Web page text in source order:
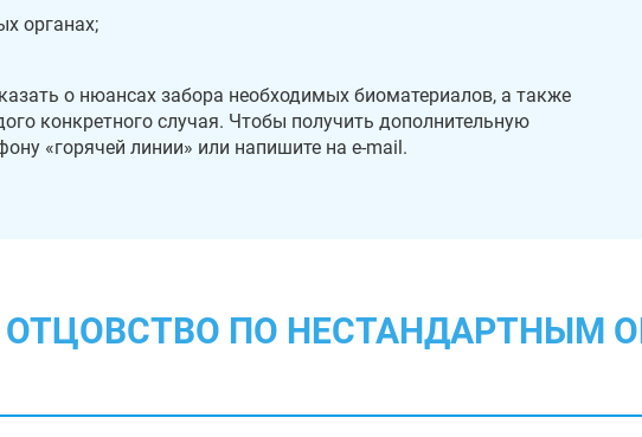
органах;
о нюансах забора необходимых биоматериалов, а также
конкретного случая. Чтобы получить дополнительную
«горячей линии» или напишите на e-mail.
ПО НЕСТАНДАРТНЫМ